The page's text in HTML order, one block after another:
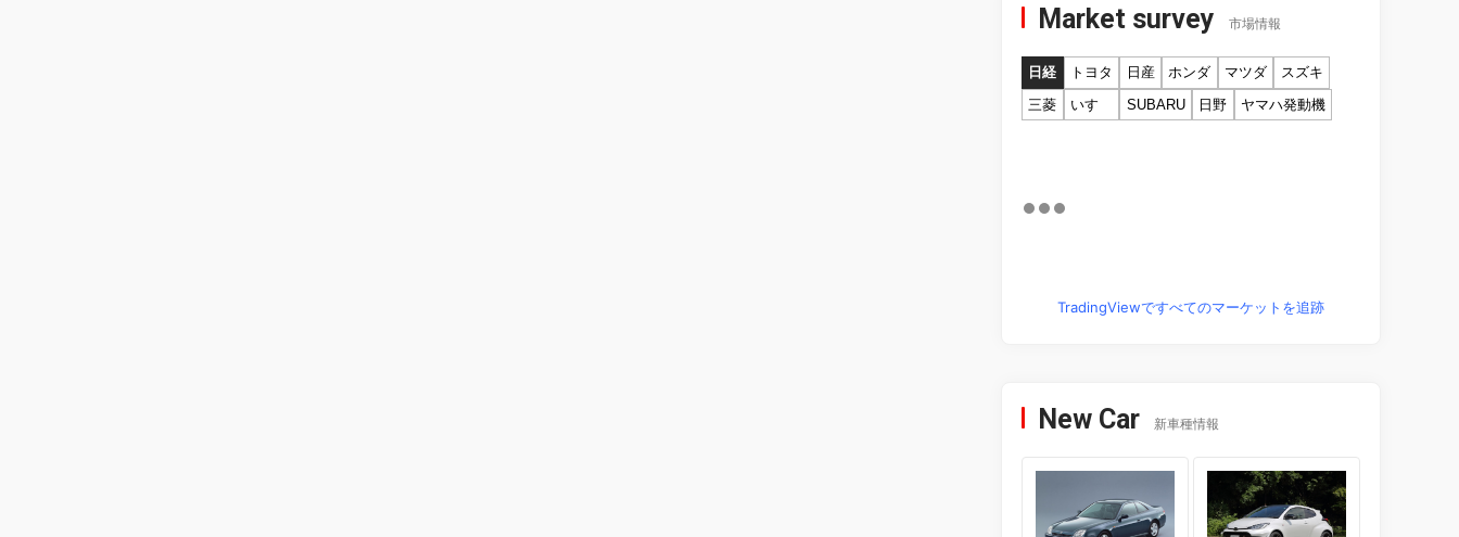
Market survey 市場情報
日経 トヨタ 日産 ホンダ マツダ
スズキ
三菱
いすゞ SUBARU 日野 ヤマハ発動機
TradingViewですべてのマーケットを追跡
New Car 新車種情報